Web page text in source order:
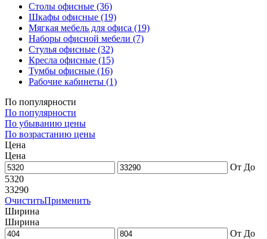
Столы офисные (36)
Шкафы офисные (19)
Мягкая мебель для офиса (19)
Наборы офисной мебели (7)
Стулья офисные (32)
Кресла офисные (15)
Тумбы офисные (16)
Рабочие кабинеты (1)
По популярности
По популярности
По убыванию цены
По возрастанию цены
Цена
Цена
От До
5320
33290
ОчиститьПрименить
Ширина
Ширина
От До